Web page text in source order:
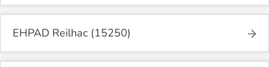
EHPAD Reilhac (15250)